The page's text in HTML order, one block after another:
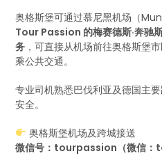
奥格斯堡可通过慕尼黑机场（
Tour Passion 的梅赛德斯·奔驰
务 ，可直接从机场前往奥格斯堡
乘公共交通。
专业司机熟悉巴伐利亚及德国主
安全。
奥格斯堡机场及跨城接送
微信号：tourpassion（微信：